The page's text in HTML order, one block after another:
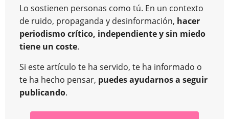
Lo sostienen personas como tú. En un contexto
de ruido, propaganda y desinformación, hacer
periodismo crítico, independiente y sin miedo
tiene un coste.
Si este artículo te ha servido, te ha informado o
te ha hecho pensar, puedes ayudarnos a seguir
publicando.